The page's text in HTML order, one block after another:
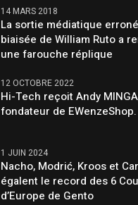
14 MARS 2018
La sortie médiatique
biaisée de William Ruto a
une farouche réplique
12 OCTOBRE 2022
Hi-Tech reçoit Andy
fondateur de EWenzeShop.
1 JUIN 2024
Nacho, Modrić, Kroos et
égalent le record des 6
d’Europe de Gento